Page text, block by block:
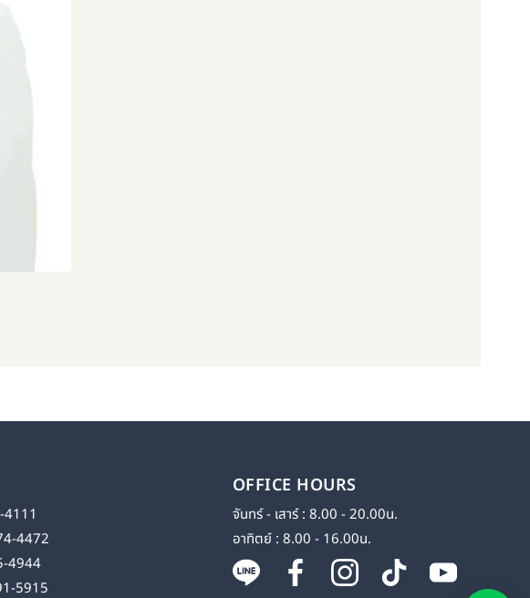
4111
4472
4944
5915
OFFICE HOURS
จันทร์ - เสาร์ : 8.00 - 20.00น.
อาทิตย์ : 8.00 - 16.00น.